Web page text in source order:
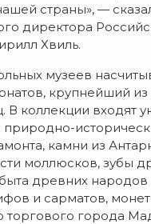
страны», —
директора
Хвиль.
музеев
крупнейший
В коллекции входят
природно-
камни из
моллюсков, зубы
древних народов
и сарматов,
торгового города